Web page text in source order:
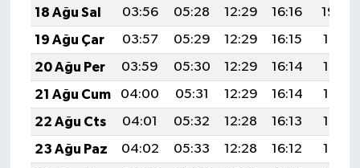
18 Ağu Sal
03:56 05:28 12:29 16:16
19:20
19 Ağu Çar
03:57 05:29 12:29 16:15
19:19
20 Ağu Per
03:59 05:30 12:29 16:14
19:18
21 Ağu Cum
04:00 05:31 12:29 16:14
19:16
22 Ağu Cts
04:01 05:32 12:28 16:13
19:15
23 Ağu Paz
04:02 05:33 12:28 16:12
19:13